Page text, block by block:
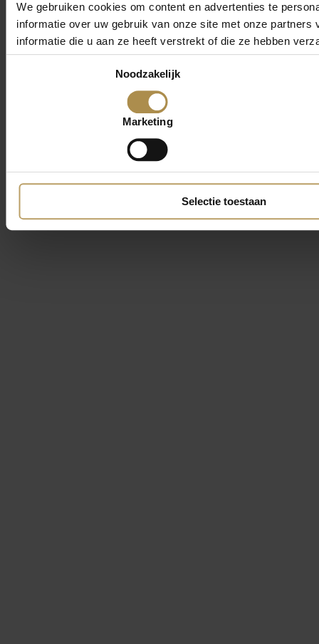
We gebruiken cookies om content en advertenties te
informatie over uw gebruik van onze site met onze
informatie die u aan ze heeft verstrekt of die ze hebben
Noodzakelijk
Marketing
Selectie toestaan